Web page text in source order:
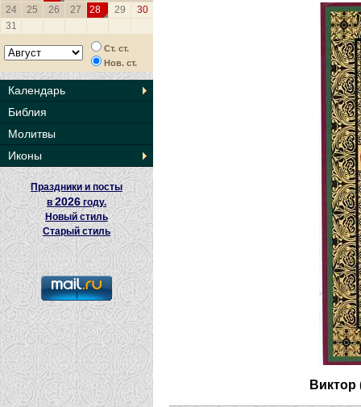
24
25 26 27 28 29
30
31
Ст. ст.
Нов. ст.
Календарь
Библия
Молитвы
Иконы
Праздники и посты
в2026 году.
Новый стиль
Старый стиль
Виктор